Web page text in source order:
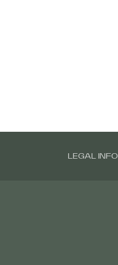
LEGAL INFO